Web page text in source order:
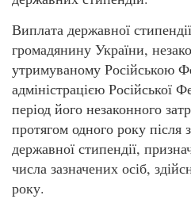
Виплата державної
громадянину України,
утримуваному Російською
адміністрацією Російської
період його незаконного
протягом одного року після
державної стипендії,
числа зазначених осіб,
року.